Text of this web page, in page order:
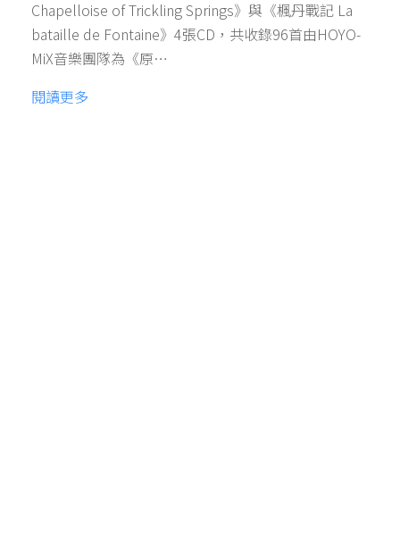
Chapelloise of Trickling Springs》與《楓丹戰記 La
bataille de Fontaine》4張CD，共收錄96首由HOYO-
MiX音樂團隊為《原…
閱讀更多